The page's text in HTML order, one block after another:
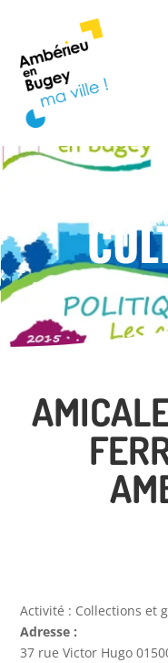
Activité : Collections et
Adresse :
37 rue Victor Hugo